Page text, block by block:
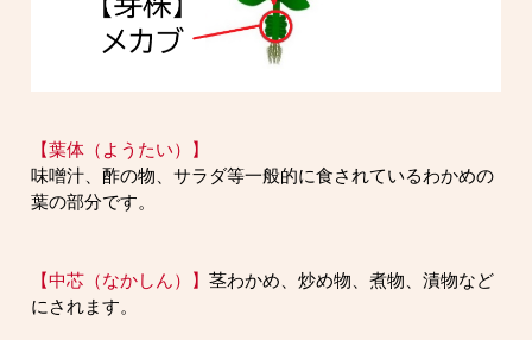
【葉体（ようたい）】
味噌汁、酢の物、サラダ等一般的に食されているわかめの
葉の部分です。
【中芯（なかしん）】茎わかめ、炒め物、煮物、漬物など
にされます。